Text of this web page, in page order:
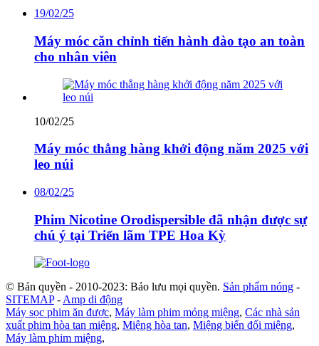
19/02/25
Máy móc căn chỉnh tiến hành đào tạo an toàn
cho nhân viên
10/02/25
Máy móc thẳng hàng khởi động năm 2025 với
leo núi
08/02/25
Phim Nicotine Orodispersible đã nhận được sự
chú ý tại Triển lãm TPE Hoa Kỳ
© Bản quyền - 2010-2023: Bảo lưu mọi quyền. Sản phẩm nóng -
SITEMAP-Amp di động
Máy sọc phim ăn được, Máy làm phim mỏng miệng, Các nhà sản
xuất phim hòa tan miệng, Miệng hòa tan, Miệng biến đổi miệng,
Máy làm phim miệng,